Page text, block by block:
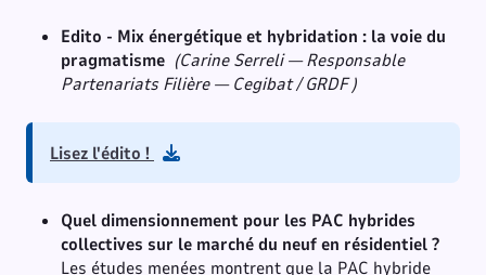
Edito - Mix énergétique et hybridation : la voie du
pragmatisme (Carine Serreli — Responsable
Partenariats Filière — Cegibat / GRDF )
Lisez l'édito !
Quel dimensionnement pour les PAC hybrides
collectives sur le marché du neuf en résidentiel ?
Les études menées montrent que la PAC hybride